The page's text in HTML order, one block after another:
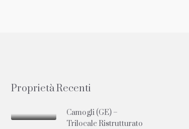
Proprietà Recenti
Camogli (GE) –
Trilocale Ristrutturato